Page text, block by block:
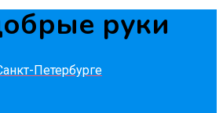
руки
Петербурге